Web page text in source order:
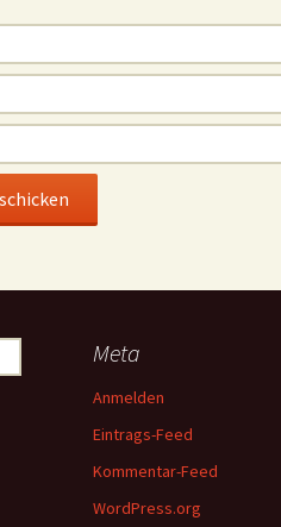
Meta
Anmelden
Eintrags-Feed
Kommentar-Feed
WordPress.org